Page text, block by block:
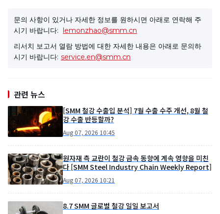
문의 사항이 있거나 자세한 정보를 원하시면 아래로 연락해 주
시기 바랍니다: lemonzhao@smm.cn
리서치 보고서 열람 방법에 대한 자세한 내용은 아래로 문의하
시기 바랍니다: service.en@smm.cn
관련 뉴스
[SMM 철강 수출입 분석] 7월 수출 수주 개선, 8월 철
강 수출 반등할까?
Aug 07, 2026 10:45
원자재 측 교란이 철강 금속 동향에 계속 영향을 미친
다 [SMM Steel Industry Chain Weekly Report]
Aug 07, 2026 10:21
8.7 SMM 글로벌 철강 일일 보고서